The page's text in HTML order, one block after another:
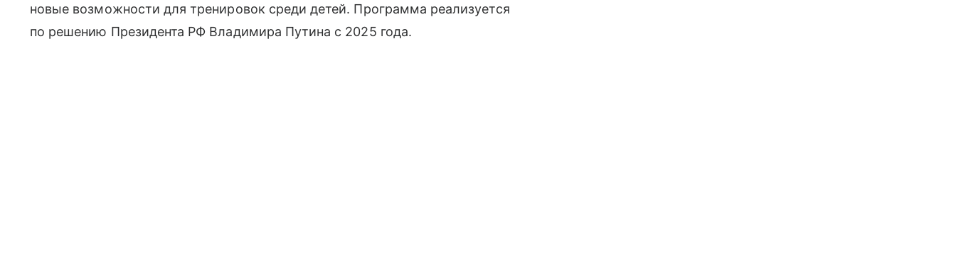
новые возможности для тренировок среди детей. Программа реализуется
по решению Президента РФ Владимира Путина с 2025 года.